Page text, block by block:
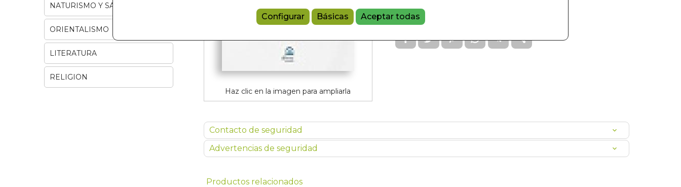
Configurar Básicas Aceptar todas
Haz clic en la imagen para ampliarla
9788498275544
Contacto de seguridad
Advertencias de seguridad
Productos relacionados
NATURISMO Y SALUD
ORIENTALISMO
LITERATURA
RELIGION